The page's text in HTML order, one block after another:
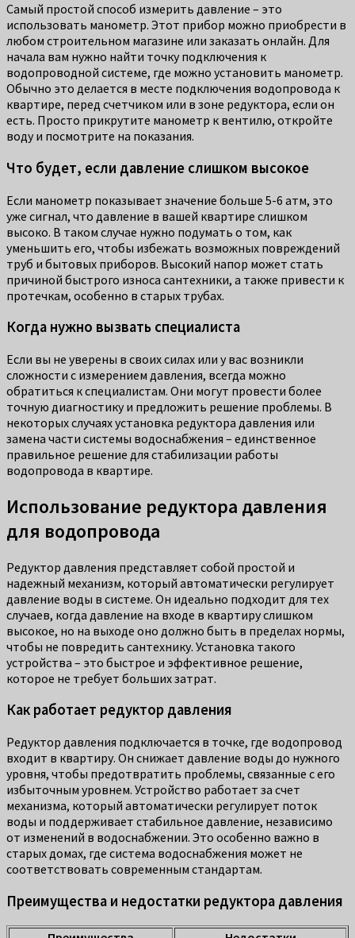
Самый простой способ измерить давление – это
использовать манометр. Этот прибор можно приобрести в
любом строительном магазине или заказать онлайн. Для
начала вам нужно найти точку подключения к
водопроводной системе, где можно установить манометр.
Обычно это делается в месте подключения водопровода к
квартире, перед счетчиком или в зоне редуктора, если он
есть. Просто прикрутите манометр к вентилю, откройте
воду и посмотрите на показания.
Что будет, если давление слишком высокое
Если манометр показывает значение больше 5-6 атм, это
уже сигнал, что давление в вашей квартире слишком
высоко. В таком случае нужно подумать о том, как
уменьшить его, чтобы избежать возможных повреждений
труб и бытовых приборов. Высокий напор может стать
причиной быстрого износа сантехники, а также привести к
протечкам, особенно в старых трубах.
Когда нужно вызвать специалиста
Если вы не уверены в своих силах или у вас возникли
сложности с измерением давления, всегда можно
обратиться к специалистам. Они могут провести более
точную диагностику и предложить решение проблемы. В
некоторых случаях установка редуктора давления или
замена части системы водоснабжения – единственное
правильное решение для стабилизации работы
водопровода в квартире.
Использование редуктора давления
для водопровода
Редуктор давления представляет собой простой и
надежный механизм, который автоматически регулирует
давление воды в системе. Он идеально подходит для тех
случаев, когда давление на входе в квартиру слишком
высокое, но на выходе оно должно быть в пределах нормы,
чтобы не повредить сантехнику. Установка такого
устройства – это быстрое и эффективное решение,
которое не требует больших затрат.
Как работает редуктор давления
Редуктор давления подключается в точке, где водопровод
входит в квартиру. Он снижает давление воды до нужного
уровня, чтобы предотвратить проблемы, связанные с его
избыточным уровнем. Устройство работает за счет
механизма, который автоматически регулирует поток
воды и поддерживает стабильное давление, независимо
от изменений в водоснабжении. Это особенно важно в
старых домах, где система водоснабжения может не
соответствовать современным стандартам.
Преимущества и недостатки редуктора давления